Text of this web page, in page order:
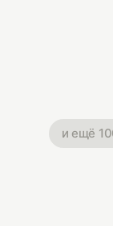
и ещё